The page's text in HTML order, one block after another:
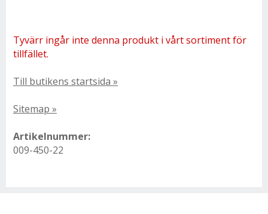
Tyvärr ingår inte denna produkt i vårt sortiment för
tillfället.
Till butikens startsida »
Sitemap »
Artikelnummer:
009-450-22